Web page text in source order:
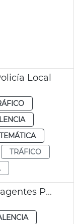
Local
TRÁFICO
València nombra 50 nuevos agentes Policía Local